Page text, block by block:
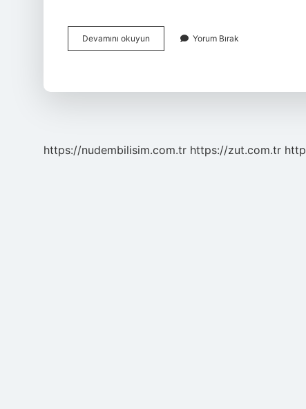
Devamını okuyun
Krizinde
Yorum Bırak
https://nudembilisim.com.tr https://zut.com.tr